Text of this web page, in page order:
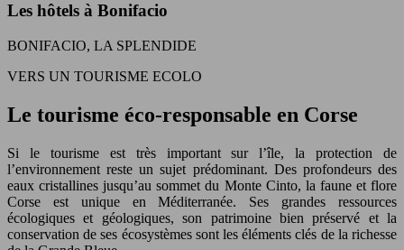
Les hôtels à Bonifacio
BONIFACIO, LA SPLENDIDE
VERS UN TOURISME ECOLO
Le tourisme éco-responsable en Corse
Si le tourisme est très important sur l’île, la protection de
l’environnement reste un sujet prédominant. Des profondeurs des
eaux cristallines jusqu’au sommet du Monte Cinto, la faune et flore
Corse est unique en Méditerranée. Ses grandes ressources
écologiques et géologiques, son patrimoine bien préservé et la
conservation de ses écosystèmes sont les éléments clés de la richesse